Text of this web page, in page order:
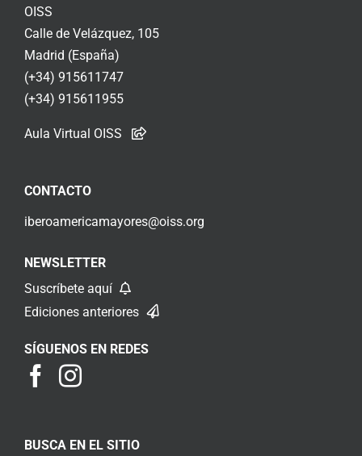
OISS
Calle de Velázquez, 105
Madrid (España)
(+34) 915611747
(+34) 915611955
Aula Virtual OISS
CONTACTO
iberoamericamayores@oiss.org
NEWSLETTER
Suscríbete aquí
Ediciones anteriores
SÍGUENOS EN REDES
BUSCA EN EL SITIO